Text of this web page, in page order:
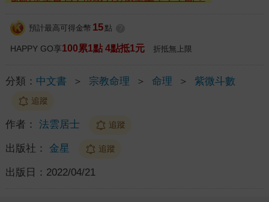
預計最高可得金幣 15 點
HAPPY GO享100累1點 4點抵1元 折抵無上限
分類： 中文書 ＞ 宗教命理 ＞ 命理 ＞ 紫微斗數
追蹤
作者： 法雲居士 追蹤
出版社： 金星 追蹤
出版日： 2022/04/21